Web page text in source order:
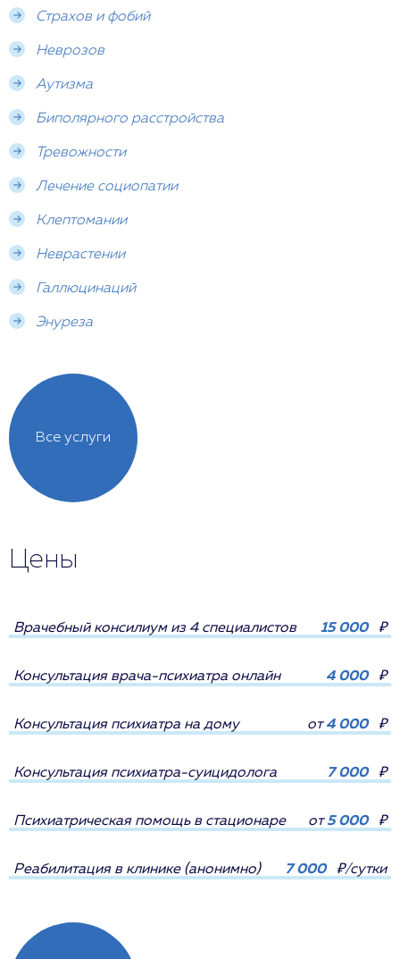
Страхов и фобий
Неврозов
Аутизма
Биполярного расстройства
Тревожности
Лечение социопатии
Клептомании
Неврастении
Галлюцинаций
Энуреза
Все услуги
Цены
Врачебный консилиум из 4 специалистов 15 000 ₽
Консультация врача-психиатра онлайн 4 000 ₽
Консультация психиатра на дому от4 000 ₽
Консультация психиатра-суицидолога 7 000 ₽
Психиатрическая помощь в стационаре от5 000 ₽
Реабилитация в клинике (анонимно) 7 000 ₽/сутки